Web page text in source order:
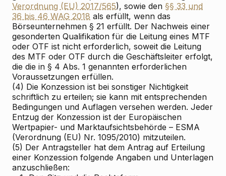
Verordnung (EU) 2017/565), sowie den §§ 33 und
36 bis 46 WAG 2018 als erfüllt, wenn das
Börseunternehmen § 21 erfüllt. Der Nachweis einer
gesonderten Qualifikation für die Leitung eines MTF
oder OTF ist nicht erforderlich, soweit die Leitung
des MTF oder OTF durch die Geschäftsleiter erfolgt,
die die in § 4 Abs. 1 genannten erforderlichen
Voraussetzungen erfüllen.
(4) Die Konzession ist bei sonstiger Nichtigkeit
schriftlich zu erteilen; sie kann mit entsprechenden
Bedingungen und Auflagen versehen werden. Jeder
Entzug der Konzession ist der Europäischen
Wertpapier- und Marktaufsichtsbehörde – ESMA
(Verordnung (EU) Nr. 1095/2010) mitzuteilen.
(5) Der Antragsteller hat dem Antrag auf Erteilung
einer Konzession folgende Angaben und Unterlagen
anzuschließen: